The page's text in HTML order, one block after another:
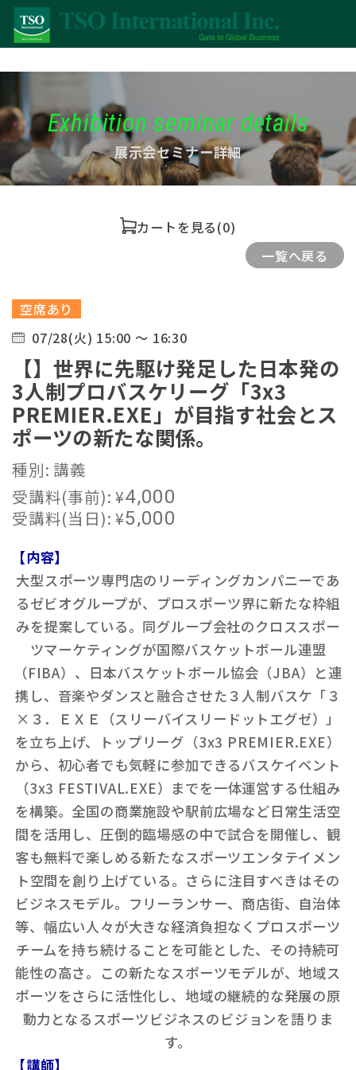
Exhibition seminar details
展示会セミナー詳細
カートを見る(0)
一覧へ戻る
空席あり
07/28(火) 15:00 ～ 16:30
【】世界に先駆け発足した日本発の
3人制プロバスケリーグ「3x3
PREMIER.EXE」が目指す社会とス
ポーツの新たな関係。
種別: 講義
受講料(事前):¥4,000
受講料(当日):¥5,000
【内容】
大型スポーツ専門店のリーディングカンパニーであ
るゼビオグループが、プロスポーツ界に新たな枠組
みを提案している。同グループ会社のクロススポー
ツマーケティングが国際バスケットボール連盟
（FIBA）、日本バスケットボール協会（JBA）と連
携し、音楽やダンスと融合させた３人制バスケ「３
×３．ＥＸＥ（スリーバイスリードットエグゼ）」
を立ち上げ、トップリーグ（3x3 PREMIER.EXE）
から、初心者でも気軽に参加できるバスケイベント
（3x3 FESTIVAL.EXE）までを一体運営する仕組み
を構築。全国の商業施設や駅前広場など日常生活空
間を活用し、圧倒的臨場感の中で試合を開催し、観
客も無料で楽しめる新たなスポーツエンタテイメン
ト空間を創り上げている。さらに注目すべきはその
ビジネスモデル。フリーランサー、商店街、自治体
等、幅広い人々が大きな経済負担なくプロスポーツ
チームを持ち続けることを可能とした、その持続可
能性の高さ。この新たなスポーツモデルが、地域ス
ポーツをさらに活性化し、地域の継続的な発展の原
動力となるスポーツビジネスのビジョンを語りま
す。
【講師】